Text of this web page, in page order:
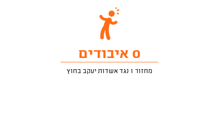
0 איבודים
מחזור 1 נגד אשדות יעקב בחוץ